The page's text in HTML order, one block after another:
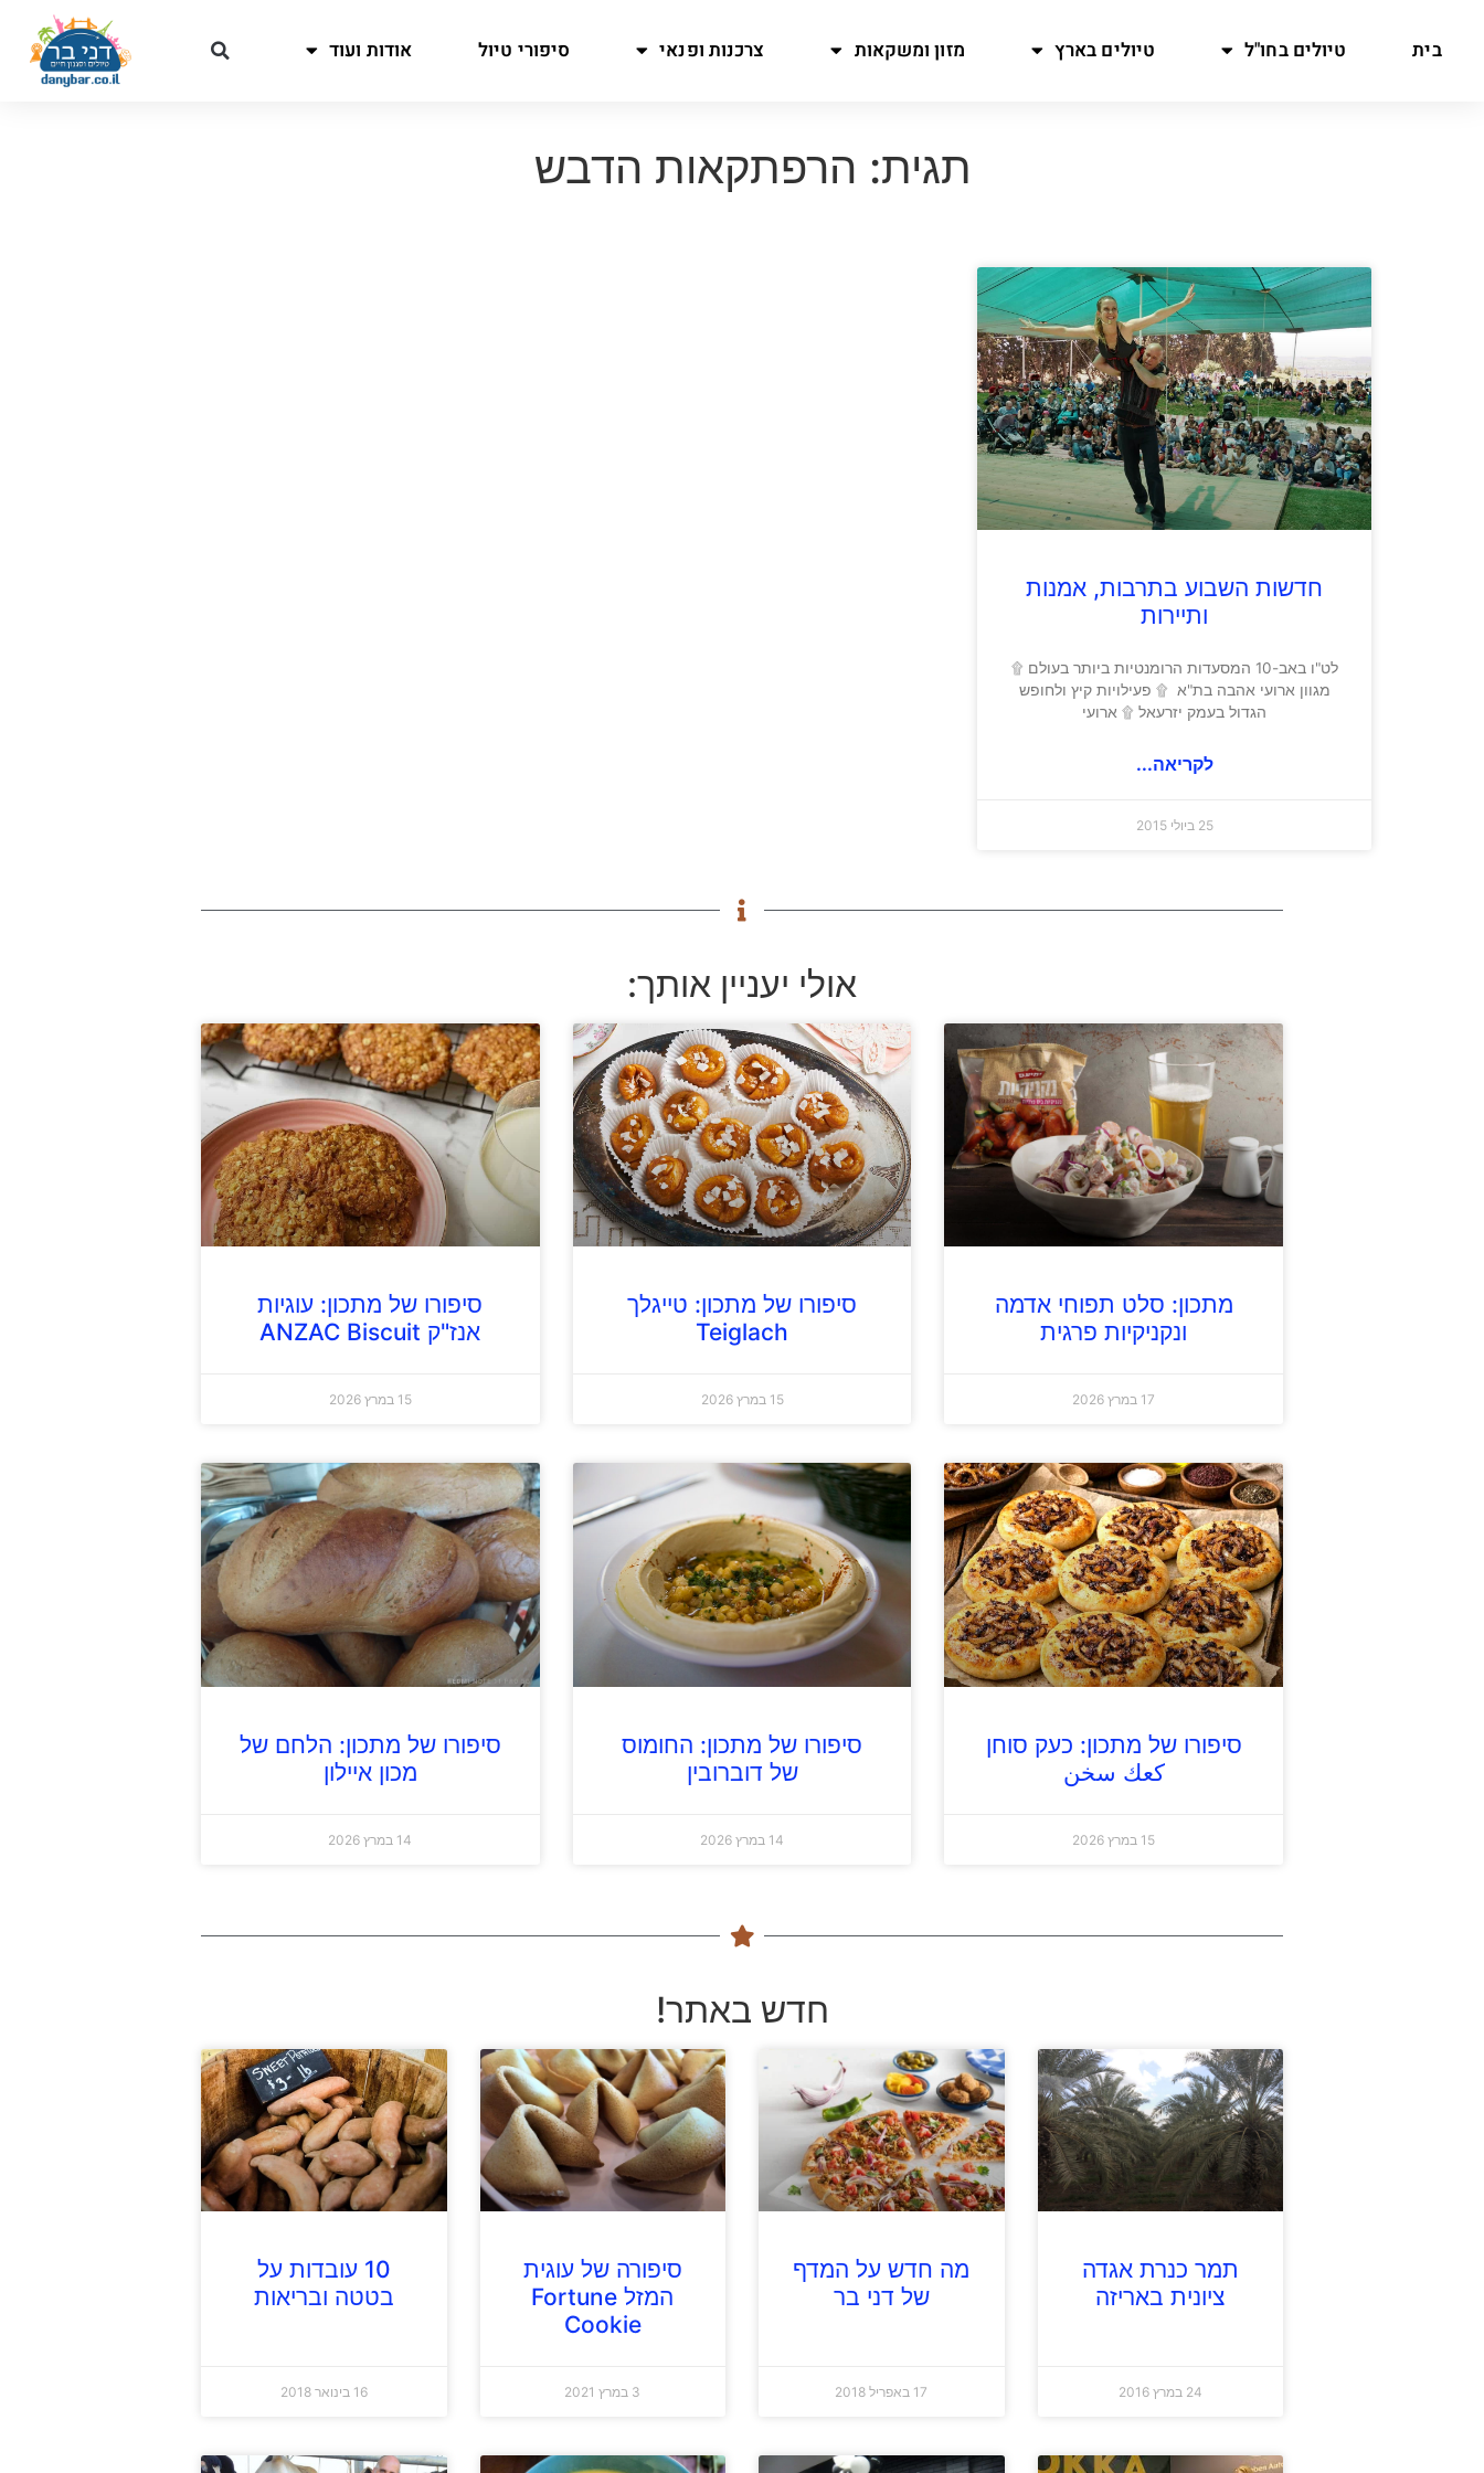
בית טיולים בחו"ל טיולים בארץ מזון ומשקאות צרכנות ופנאי סיפורי טיול אודות ועוד
תגית: הרפתקאות הדבש
חדשות השבוע בתרבות, אמנות
ותיירות
לט"ו באב-10 המסעדות הרומנטיות ביותר בעולם ۩
מגוון ארועי אהבה בת"א ۩ פעילויות קיץ ולחופש
הגדול בעמק יזרעאל ۩ ארועי
לקריאה...
25 ביולי 2015
אולי יעניין אותך:
מתכון: סלט תפוחי אדמה
ונקניקיות פרגית
17 במרץ 2026
סיפורו של מתכון: טייגלך
Teiglach
15 במרץ 2026
סיפורו של מתכון: עוגיות
אנז"ק ANZAC Biscuit
15 במרץ 2026
סיפורו של מתכון: כעק סוחן
كعك سخن
15 במרץ 2026
סיפורו של מתכון: החומוס
של דוברובין
14 במרץ 2026
סיפורו של מתכון: הלחם של
מכון איילון
14 במרץ 2026
חדש באתר!
תמר כנרת אגדה
ציונית באריזה
24 במרץ 2016
מה חדש על המדף
של דני בר
17 באפריל 2018
סיפורה של עוגית
המזל Fortune
Cookie
3 במרץ 2021
10 עובדות על
בטטה ובריאות
16 בינואר 2018